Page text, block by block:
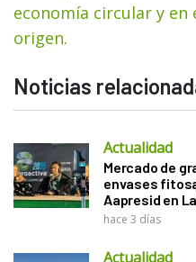
economía circular y en
origen.
Noticias
Actualidad
Mercado de
envases
Aapresid en
hace 3 días
Actualidad